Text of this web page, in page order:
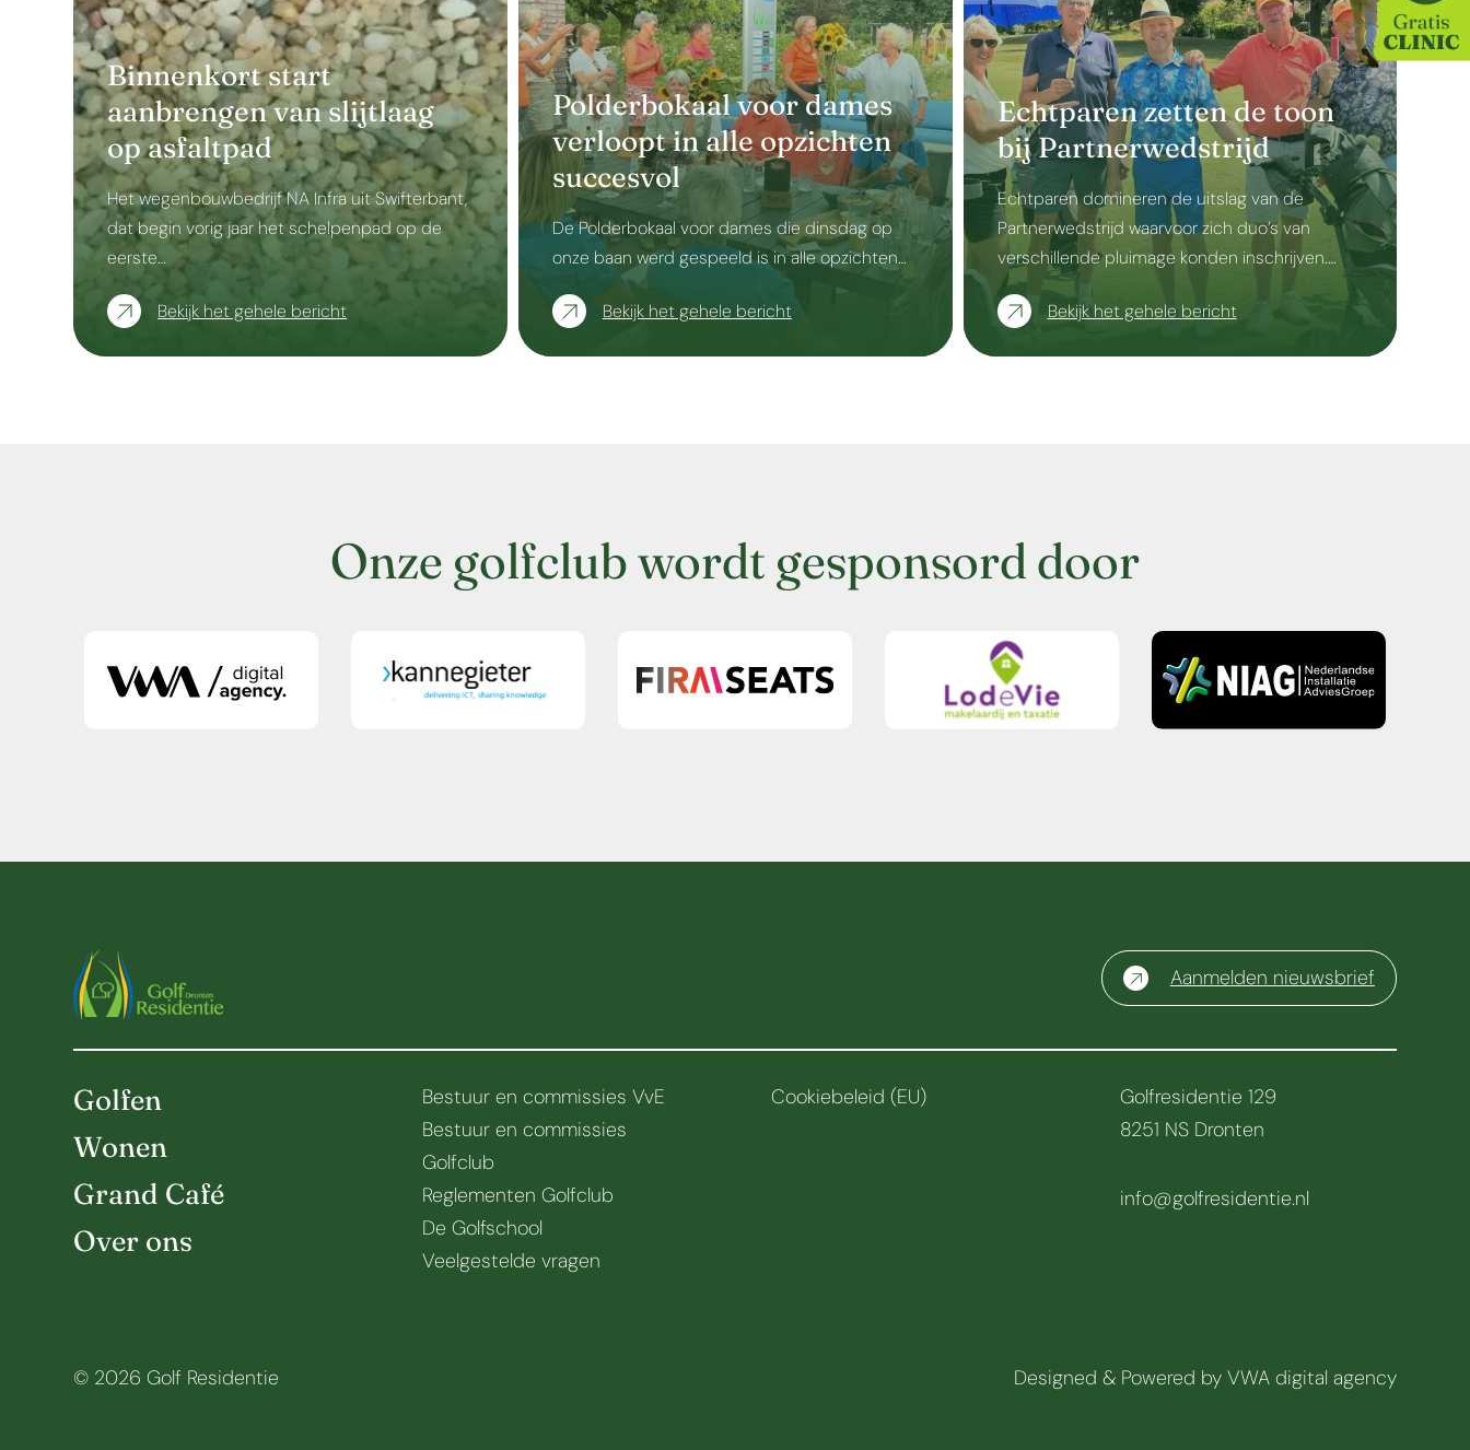
Binnenkort start
aanbrengen van slijtlaag
op asfaltpad
Het wegenbouwbedrijf NA Infra uit Swifterbant,
dat begin vorig jaar het schelpenpad op de
eerste…
Bekijk het gehele bericht
Polderbokaal voor dames
verloopt in alle opzichten
succesvol
De Polderbokaal voor dames die dinsdag op
onze baan werd gespeeld is in alle opzichten…
Bekijk het gehele bericht
Echtparen zetten de toon
bij Partnerwedstrijd
Echtparen domineren de uitslag van de
Partnerwedstrijd waarvoor zich duo’s van
verschillende pluimage konden inschrijven.…
Bekijk het gehele bericht
Onze golfclub wordt gesponsord door
Aanmelden nieuwsbrief
Golfen
Wonen
Grand Café
Over ons
Bestuur en commissies VvE
Bestuur en commissies
Golfclub
Reglementen Golfclub
De Golfschool
Veelgestelde vragen
Cookiebeleid (EU)
Golfresidentie 129
8251 NS Dronten
info@golfresidentie.nl
© 2026 Golf Residentie Designed & Powered by VWA digital agency